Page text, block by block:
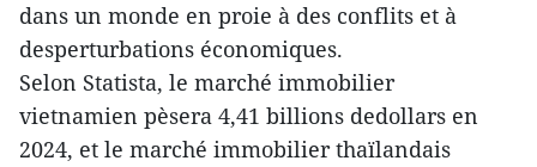
dans un monde en proie à des conflits et à
desperturbations économiques.
Selon Statista, le marché immobilier
vietnamien pèsera 4,41 billions dedollars en
2024, et le marché immobilier thaïlandais